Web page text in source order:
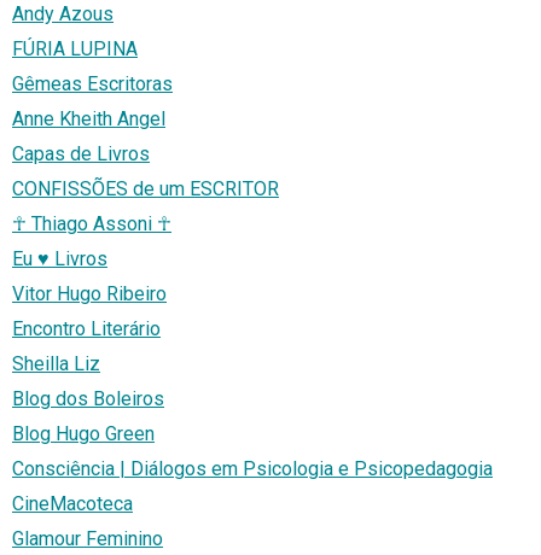
Andy Azous
FÚRIA LUPINA
Gêmeas Escritoras
Anne Kheith Angel
Capas de Livros
CONFISSÕES de um ESCRITOR
☥ Thiago Assoni ☥
Eu ♥ Livros
Vitor Hugo Ribeiro
Encontro Literário
Sheilla Liz
Blog dos Boleiros
Blog Hugo Green
Consciência | Diálogos em Psicologia e Psicopedagogia
CineMacoteca
Glamour Feminino